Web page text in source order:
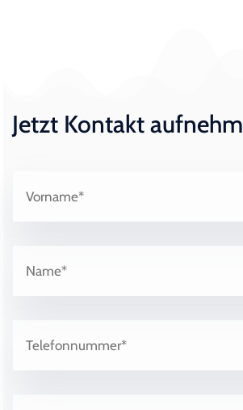
Jetzt Kontakt